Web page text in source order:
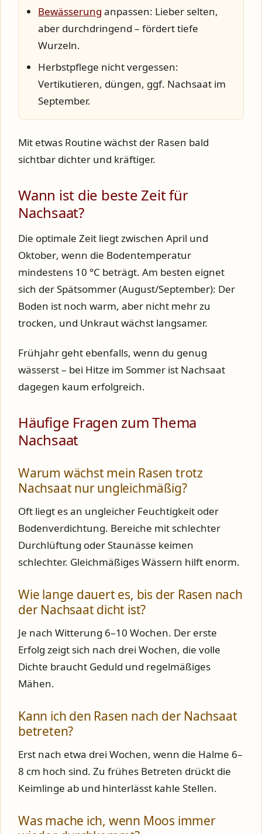
Bewässerung anpassen: Lieber selten,
aber durchdringend – fördert tiefe
Wurzeln.
Herbstpflege nicht vergessen:
Vertikutieren, düngen, ggf. Nachsaat im
September.
Mit etwas Routine wächst der Rasen bald
sichtbar dichter und kräftiger.
Wann ist die beste Zeit für
Nachsaat?
Die optimale Zeit liegt zwischen April und
Oktober, wenn die Bodentemperatur
mindestens 10 °C beträgt. Am besten eignet
sich derSpätsommer (August/September): Der
Boden ist noch warm, aber nicht mehr zu
trocken, und Unkraut wächst langsamer.
Frühjahr geht ebenfalls, wenn du genug
wässerst – bei Hitze im Sommer ist Nachsaat
dagegen kaum erfolgreich.
Häufige Fragen zum Thema
Nachsaat
Warum wächst mein Rasen trotz
Nachsaat nur ungleichmäßig?
Oft liegt es an ungleicher Feuchtigkeit oder
Bodenverdichtung. Bereiche mit schlechter
Durchlüftung oder Staunässe keimen
schlechter. Gleichmäßiges Wässern hilft enorm.
Wie lange dauert es, bis der Rasen nach
der Nachsaat dicht ist?
Je nach Witterung 6–10 Wochen. Der erste
Erfolg zeigt sich nach drei Wochen, die volle
Dichte braucht Geduld und regelmäßiges
Mähen.
Kann ich den Rasen nach der Nachsaat
betreten?
Erst nach etwa drei Wochen, wenn die Halme 6–
8 cm hoch sind. Zu frühes Betreten drückt die
Keimlinge ab und hinterlässt kahle Stellen.
Was mache ich, wenn Moos immer